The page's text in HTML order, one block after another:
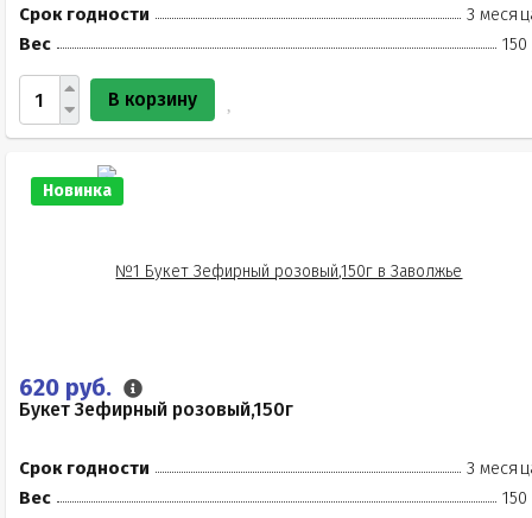
Срок годности
3
Вес
150
В корзину
Новинка
620 руб.
Букет Зефирный розовый,150г
Срок годности
3
Вес
150